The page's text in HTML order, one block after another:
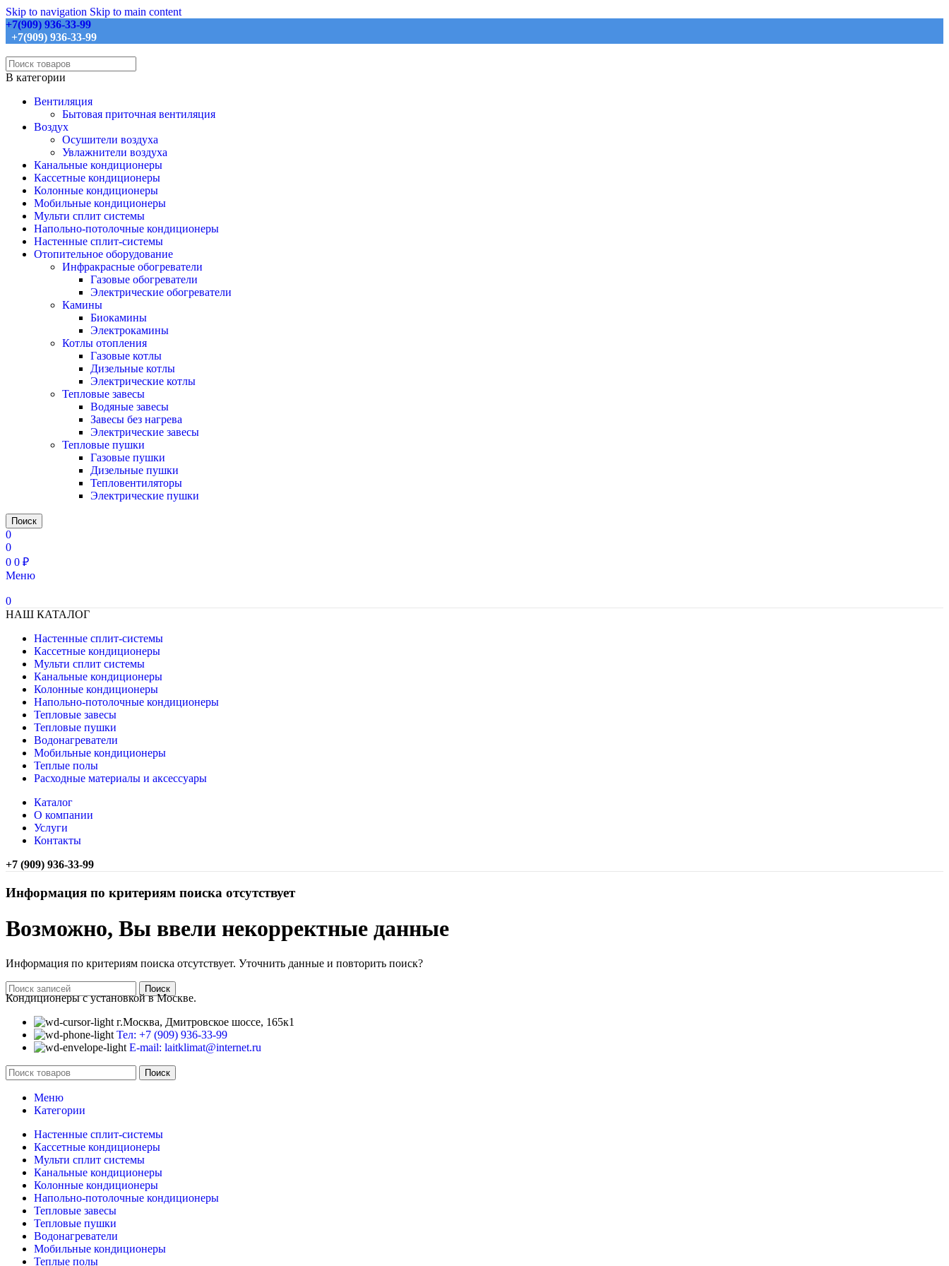
Skip to navigation Skip to main content
+7(909) 936-33-99
+7(909) 936-33-99
В категории
Вентиляция
Бытовая приточная вентиляция
Воздух
Осушители воздуха
Увлажнители воздуха
Канальные кондиционеры
Кассетные кондиционеры
Колонные кондиционеры
Мобильные кондиционеры
Мульти сплит системы
Напольно-потолочные кондиционеры
Настенные сплит-системы
Отопительное оборудование
Инфракрасные обогреватели
Газовые обогреватели
Электрические обогреватели
Камины
Биокамины
Электрокамины
Котлы отопления
Газовые котлы
Дизельные котлы
Электрические котлы
Тепловые завесы
Водяные завесы
Завесы без нагрева
Электрические завесы
Тепловые пушки
Газовые пушки
Дизельные пушки
Тепловентиляторы
Электрические пушки
Поиск
0
0
0 0 ₽
Меню
0
НАШ КАТАЛОГ
Настенные сплит-системы
Кассетные кондиционеры
Мульти сплит системы
Канальные кондиционеры
Колонные кондиционеры
Напольно-потолочные кондиционеры
Тепловые завесы
Тепловые пушки
Водонагреватели
Мобильные кондиционеры
Теплые полы
Расходные материалы и аксессуары
Каталог
О компании
Услуги
Контакты
+7 (909) 936-33-99
Информация по критериям поиска отсутствует
Возможно, Вы ввели некорректные данные
Информация по критериям поиска отсутствует. Уточнить данные и повторить поиск?
Поиск
Кондиционеры с установкой в Москве.
г.Москва, Дмитровское шоссе, 165к1
Тел: +7 (909) 936-33-99
E-mail: laitklimat@internet.ru
Поиск
Меню
Категории
Настенные сплит-системы
Кассетные кондиционеры
Мульти сплит системы
Канальные кондиционеры
Колонные кондиционеры
Напольно-потолочные кондиционеры
Тепловые завесы
Тепловые пушки
Водонагреватели
Мобильные кондиционеры
Теплые полы